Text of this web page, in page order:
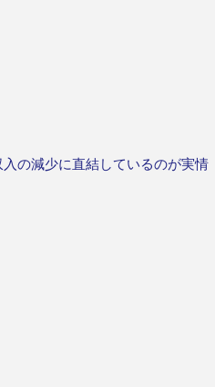
の減少に直結しているのが実情